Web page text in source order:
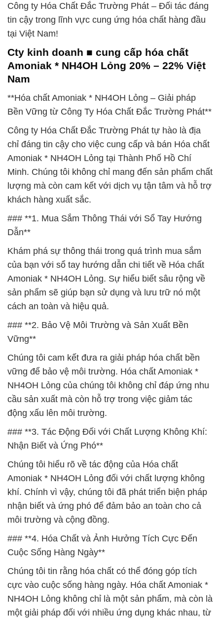
Công ty Hóa Chất Đắc Trường Phát – Đối tác đáng
tin cậy trong lĩnh vực cung ứng hóa chất hàng đầu
tại Việt Nam!
Cty kinh doanh ■ cung cấp hóa chất
Amoniak * NH4OH Lỏng 20% – 22% Việt
Nam
**Hóa chất Amoniak * NH4OH Lỏng – Giải pháp
Bền Vững từ Công Ty Hóa Chất Đắc Trường Phát**
Công ty Hóa Chất Đắc Trường Phát tự hào là địa
chỉ đáng tin cậy cho việc cung cấp và bán Hóa chất
Amoniak * NH4OH Lỏng tại Thành Phố Hồ Chí
Minh. Chúng tôi không chỉ mang đến sản phẩm chất
lượng mà còn cam kết với dịch vụ tận tâm và hỗ trợ
khách hàng xuất sắc.
### **1. Mua Sắm Thông Thái với Sổ Tay Hướng
Dẫn**
Khám phá sự thông thái trong quá trình mua sắm
của bạn với sổ tay hướng dẫn chi tiết về Hóa chất
Amoniak * NH4OH Lỏng. Sự hiểu biết sâu rộng về
sản phẩm sẽ giúp bạn sử dụng và lưu trữ nó một
cách an toàn và hiệu quả.
### **2. Bảo Vệ Môi Trường và Sản Xuất Bền
Vững**
Chúng tôi cam kết đưa ra giải pháp hóa chất bền
vững để bảo vệ môi trường. Hóa chất Amoniak *
NH4OH Lỏng của chúng tôi không chỉ đáp ứng nhu
cầu sản xuất mà còn hỗ trợ trong việc giảm tác
động xấu lên môi trường.
### **3. Tác Động Đối với Chất Lượng Không Khí:
Nhận Biết và Ứng Phó**
Chúng tôi hiểu rõ về tác động của Hóa chất
Amoniak * NH4OH Lỏng đối với chất lượng không
khí. Chính vì vậy, chúng tôi đã phát triển biện pháp
nhận biết và ứng phó để đảm bảo an toàn cho cả
môi trường và cộng đồng.
### **4. Hóa Chất và Ảnh Hưởng Tích Cực Đến
Cuộc Sống Hàng Ngày**
Chúng tôi tin rằng hóa chất có thể đóng góp tích
cực vào cuộc sống hàng ngày. Hóa chất Amoniak *
NH4OH Lỏng không chỉ là một sản phẩm, mà còn là
một giải pháp đối với nhiều ứng dụng khác nhau, từ